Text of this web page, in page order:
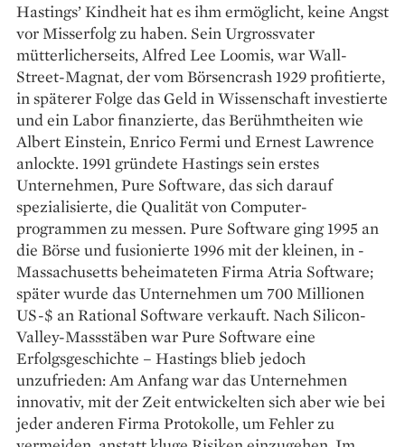
Hastings’ Kindheit hat es ihm ermöglicht, keine Angst
vor Misserfolg zu haben. Sein Urgrossvater
mütterlicherseits, ­Alfred Lee Loomis, war Wall-
Street-Magnat, der vom Börsencrash 1929 profitierte,
in späterer Folge das Geld in Wissenschaft investierte
und ein Labor finanzierte, das Berühmtheiten wie
Albert Einstein, Enrico Fermi und Ernest Lawrence
anlockte. 1991 gründete Hastings sein erstes
Unternehmen, Pure Software, das sich da­rauf
spezialisierte, die Qualität von Computer­
programmen zu messen. Pure Software ging 1995 an
die Börse und fusionierte 1996 mit der kleinen, in ­
Massachusetts beheimateten Firma Atria Software;
später wurde das Unternehmen um 700 Millionen
US-$ an Rational Software verkauft. Nach Silicon-
Valley-Massstäben war Pure Software eine
Erfolgsgeschichte – Hastings blieb jedoch
unzufrieden: Am Anfang war das Unternehmen
innovativ, mit der Zeit entwickelten sich aber wie bei
jeder anderen Firma Protokolle, um ­Fehler zu